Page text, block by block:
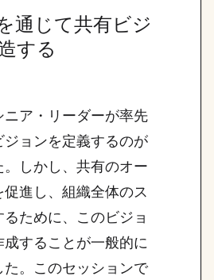
通じて共有ビジ
する
ア・リーダーが率先
ジョンを定義するのが
しかし、共有のオー
進し、組織全体のス
ために、このビジョ
成することが一般的に
た。このセッションで